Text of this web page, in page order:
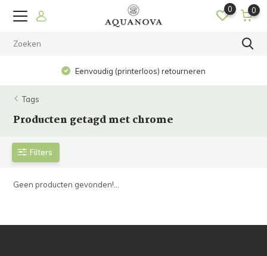
0 0
Eenvoudig (printerloos) retourneren
Tags
Producten getagd met chrome
Filters
Geen producten gevonden!...